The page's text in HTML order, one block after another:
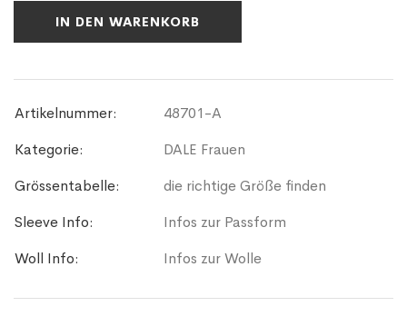
IN DEN WARENKORB
Artikelnummer:
48701-A
Kategorie:
DALE Frauen
Grössentabelle:
die richtige Größe finden
Sleeve Info:
Infos zur Passform
Woll Info:
Infos zur Wolle